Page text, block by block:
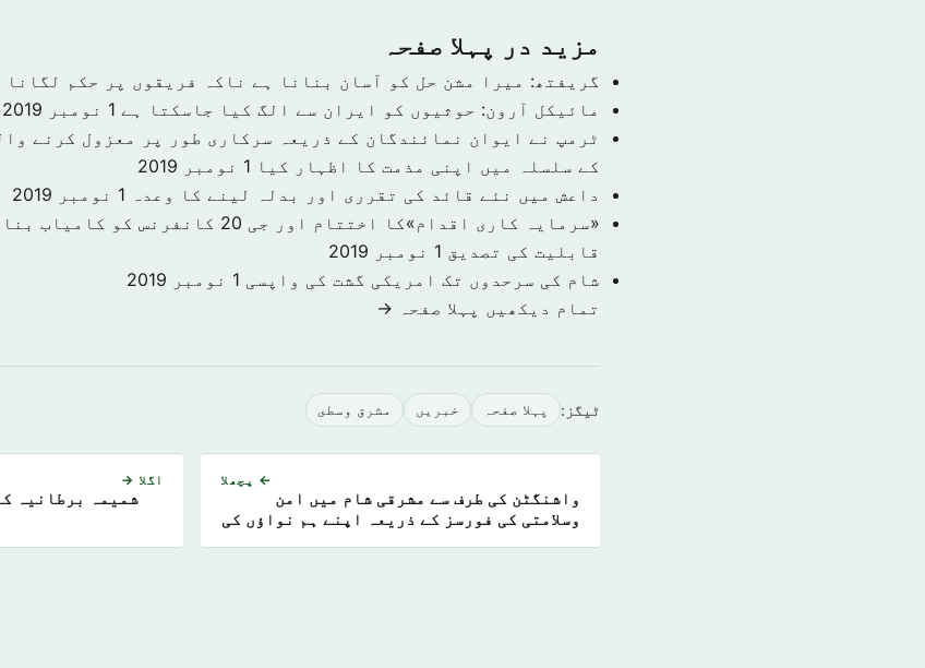
مزید در پہلا صفحہ
گریفتھ: میرا مشن حل کو آسان بنانا ہے ناکہ فریقوں پر حکم لگانا
مائیکل آرون: حوثیوں کو ایران سے الگ کیا جاسکتا ہے 1 نومبر 2019
ٹرمپ نے ایوان نمائندگان کے ذریعہ سرکاری طور پر معزول کرنے
کے سلسلہ میں اپنی مذمت کا اظہار کیا 1 نومبر 2019
داعش میں نئے قائد کی تقرری اور بدلہ لینے کا وعدہ
1 نومبر 2019
«سرمایہ کاری اقدام»کا اختتام اور جی 20
قابلیت کی تصدیق 1 نومبر 2019
شام کی سرحدوں تک امریکی گشت کی واپسی 1 نومبر 2019
تمام دیکھیں پہلا صفحہ →
ٹیگز: پہلا صفحہ خبريں مشرق وسطى
← پچھلا
واشنگٹن کی طرف سے مشرقی شام میں امن
وسلامتی کی فورسز کے ذریعہ اپنے ہم نواؤں کی
اگلا →
شمیمہ برطانیہ